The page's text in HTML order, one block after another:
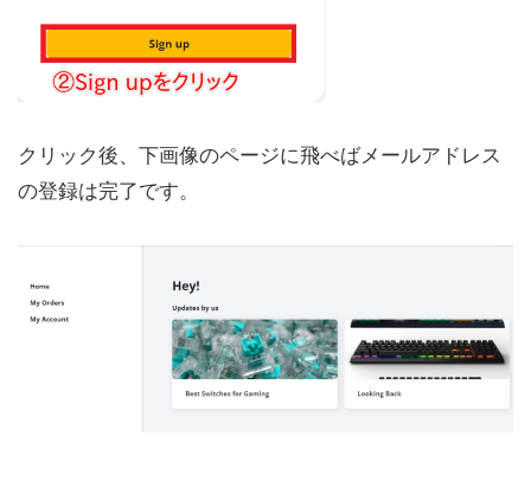
クリック後、下画像のページに飛べばメールアドレス
の登録は完了です。